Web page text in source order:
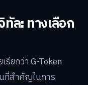
ล: ทางเลือก
ยกว่า G-Token
นที่สำคัญในการ